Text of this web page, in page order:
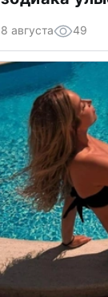
8 августа 49